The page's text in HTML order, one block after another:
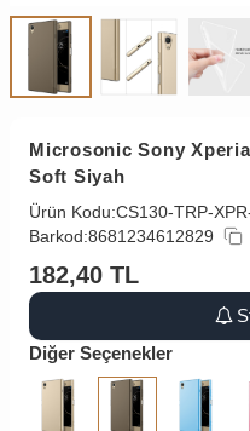
Microsonic Sony
Soft Siyah
Ürün Kodu:CS130-TRP-
Barkod:8681234612829
182,40 TL
Diğer Seçenekler